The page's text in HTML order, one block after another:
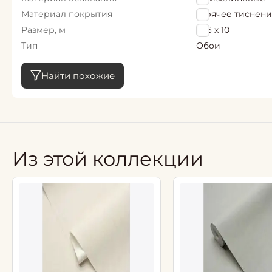
Материал покрытия
Горячее
Размер, м
1,06 х 10
Тип
Обои
Найти похожие
Из этой коллекции